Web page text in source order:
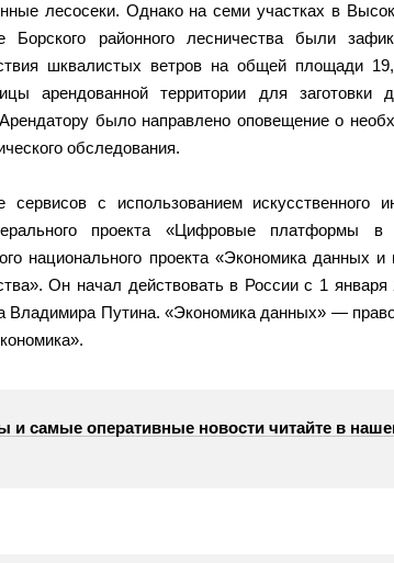
лесосеки. Однако на семи участках в
Борского районного лесничества были
шквалистых ветров на общей площади
арендованной территории для заготовки
было направлено оповещение о
обследования.
с использованием искусственного
проекта «Цифровые платформы в
национального проекта «Экономика данных и
Он начал действовать в России с 1 января
Владимира Путина. «Экономика данных» —
и самые оперативные новости читайте в